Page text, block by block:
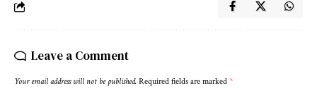
Leave a Comment
Your email address will not be published. Required fields are marked *